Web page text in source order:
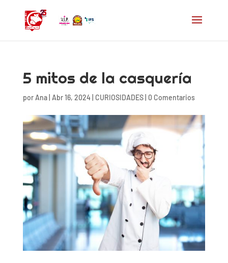
5 mitos de la casquería
porAna| Abr 16, 2024| CURIOSIDADES| 0 Comentarios